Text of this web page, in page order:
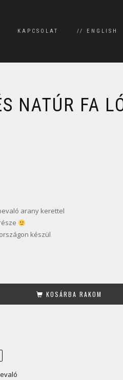
KAPCSOLAT // ENGLISH
NATÚR FA
arany kerettel
készül
KOSÁRBA RAKOM